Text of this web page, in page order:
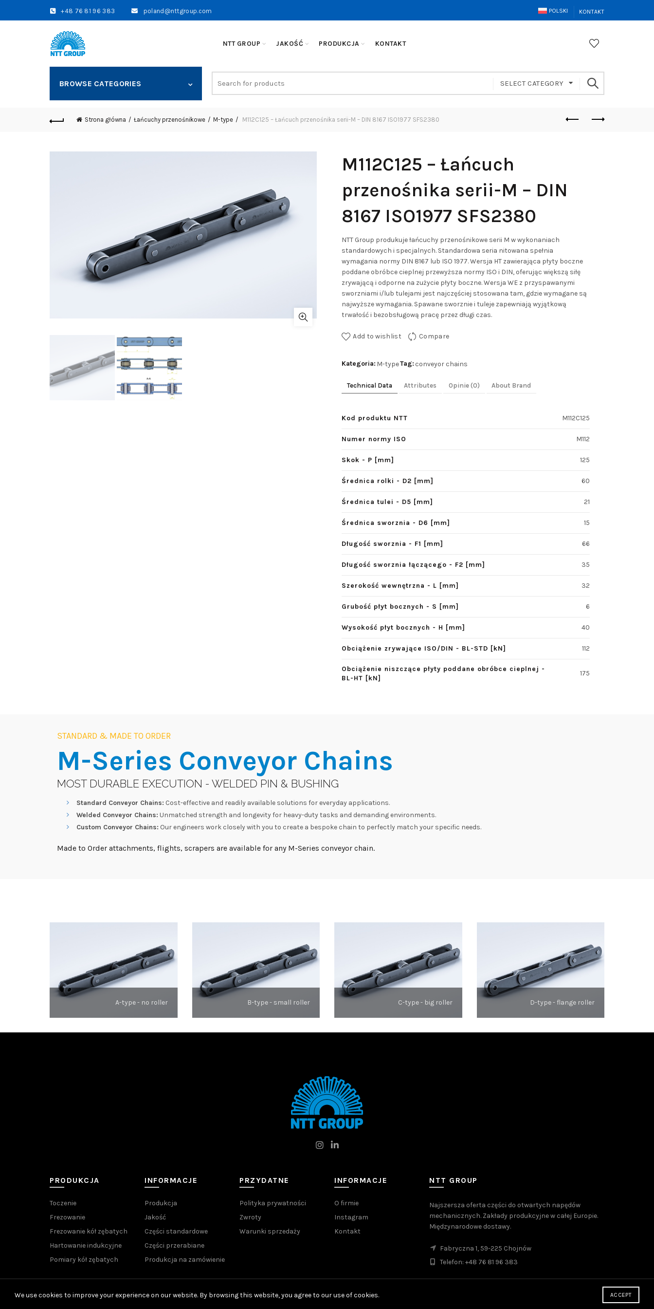
+48 76 81 96 383 poland@nttgroup.com POLSKI KONTAKT
NTT GROUP JAKOŚĆ PRODUKCJA KONTAKT
BROWSE CATEGORIES
for:
SELECT CATEGORY
Strona główna Łańcuchy przenośnikowe M-type M112C125 – Łańcuch przenośnika serii-M – DIN 8167 ISO1977 SFS2380
M112C125 – Łańcuch
przenośnika serii-M – DIN
8167 ISO1977 SFS2380
NTT Group produkuje łańcuchy przenośnikowe serii M w wykonaniach
standardowych i specjalnych. Standardowa seria nitowana spełnia
wymagania normy DIN 8167 lub ISO 1977. Wersja HT zawierająca płyty boczne
poddane obróbce cieplnej przewyższa normy ISO i DIN, oferując większą siłę
zrywającą i odporne na zużycie płyty boczne. Wersja WE z przyspawanymi
sworzniami i/lub tulejami jest najczęściej stosowana tam, gdzie wymagane są
najwyższe wymagania. Spawane sworznie i tuleje zapewniają wyjątkową
trwałość i bezobsługową pracę przez długi czas.
Add to wishlist Compare
Kategoria: M-typeTag: conveyor chains
Technical Data Attributes Opinie (0) About Brand
Kod produktu NTT M112C125
Numer normy ISO M112
Skok - P [mm] 125
Średnica rolki - D2 [mm] 60
Średnica tulei - D5 [mm] 21
Średnica sworznia - D6 [mm] 15
Długość sworznia - F1 [mm] 66
Długość sworznia łączącego - F2 [mm] 35
Szerokość wewnętrzna - L [mm] 32
Grubość płyt bocznych - S [mm] 6
Wysokość płyt bocznych - H [mm] 40
Obciążenie zrywające ISO/DIN - BL-STD [kN] 112
Obciążenie niszczące płyty poddane obróbce cieplnej -
BL-HT [kN]
175
STANDARD & MADE TO ORDER
M-Series Conveyor Chains
MOST DURABLE EXECUTION - WELDED PIN & BUSHING
Standard Conveyor Chains: Cost-effective and readily available solutions for everyday applications.
Welded Conveyor Chains: Unmatched strength and longevity for heavy-duty tasks and demanding environments.
Custom Conveyor Chains: Our engineers work closely with you to create a bespoke chain to perfectly match your specific needs.
Made to Order attachments, flights, scrapers are available for any M-Series conveyor chain.
A-type - no roller B-type - small roller C-type - big roller D-type - flange roller
PRODUKCJA
Toczenie
Frezowanie
Frezowanie kół zębatych
Hartowanie indukcyjne
Pomiary kół zębatych
INFORMACJE
Produkcja
Jakość
Części standardowe
Części przerabiane
Produkcja na zamówienie
PRZYDATNE
Polityka prywatności
Zwroty
Warunki sprzedaży
INFORMACJE
O firmie
Instagram
Kontakt
NTT GROUP
Najszersza oferta części do otwartych napędów
mechanicznych. Zakłady produkcyjne w całej Europie.
Międzynarodowe dostawy.
Fabryczna 1, 59-225 Chojnów
Telefon: +48 76 81 96 383
We use cookies to improve your experience on our website. By browsing this website, you agree to our use of cookies. ACCEPT